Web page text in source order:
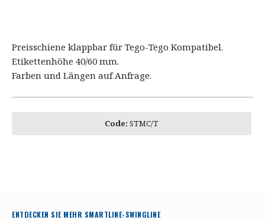
Preisschiene klappbar für Tego-Tego Kompatibel.
Etikettenhöhe 40/60 mm.
Farben und Längen auf Anfrage.
Code: STMC/T
ENTDECKEN SIE MEHR SMARTLINE-SWINGLINE